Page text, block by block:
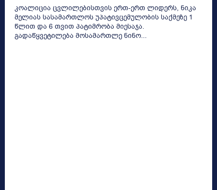
კოალიცია ცვლილებისთვის ერთ-ერთ ლიდერს, ნიკა
მელიას სასამართლოს უპატივცემულობის საქმეზე 1
წლით და 6 თვით პატიმრობა მიესაჯა.
გადაწყვეტილება მოსამართლე ნინო...